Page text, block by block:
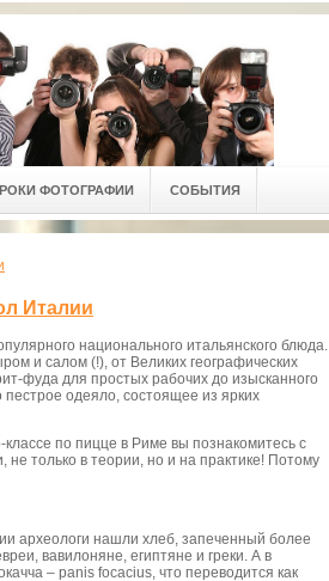
ФОТОГРАФИИ СОБЫТИЯ
Италии
национального итальянского блюда.
и салом (!), от Великих географических
фуда для простых рабочих до изысканного
одеяло, состоящее из ярких
по пицце в Риме вы познакомитесь с
не только в теории, но и на практике! Потому
археологи нашли хлеб, запеченный более
вавилоняне, египтяне и греки. А в
– panis focacius, что переводится как